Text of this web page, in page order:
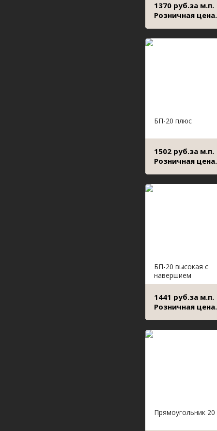
1370 руб.за м.п.
Розничная цена.
БП-20 плюс
1502 руб.за м.п.
Розничная цена.
БП-20 высокая с
навершием
1441 руб.за м.п.
Розничная цена.
Прямоугольник